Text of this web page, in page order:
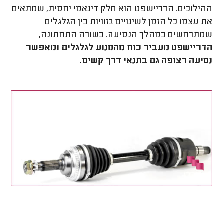
ההילוכים. הדריישפט הוא חלק דינאמי יחסית, שמתאים
את עצמו כל הזמן לשינויים בזוויות בין הגלגלים
שמתרחשים במהלך הנסיעה. בשורה התחתונה,
הדריישפט מעביר כוח מהמנוע לגלגלים ומאפשר
נסיעה רצופה גם בתנאי דרך קשים.